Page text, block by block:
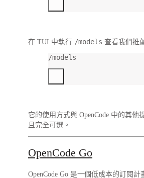
在 TUI 中執行 /models 查看我們推
/models
它的使用方式與 OpenCode 中的其他
且完全可選。
OpenCode Go
OpenCode Go 是一個低成本的訂閱計